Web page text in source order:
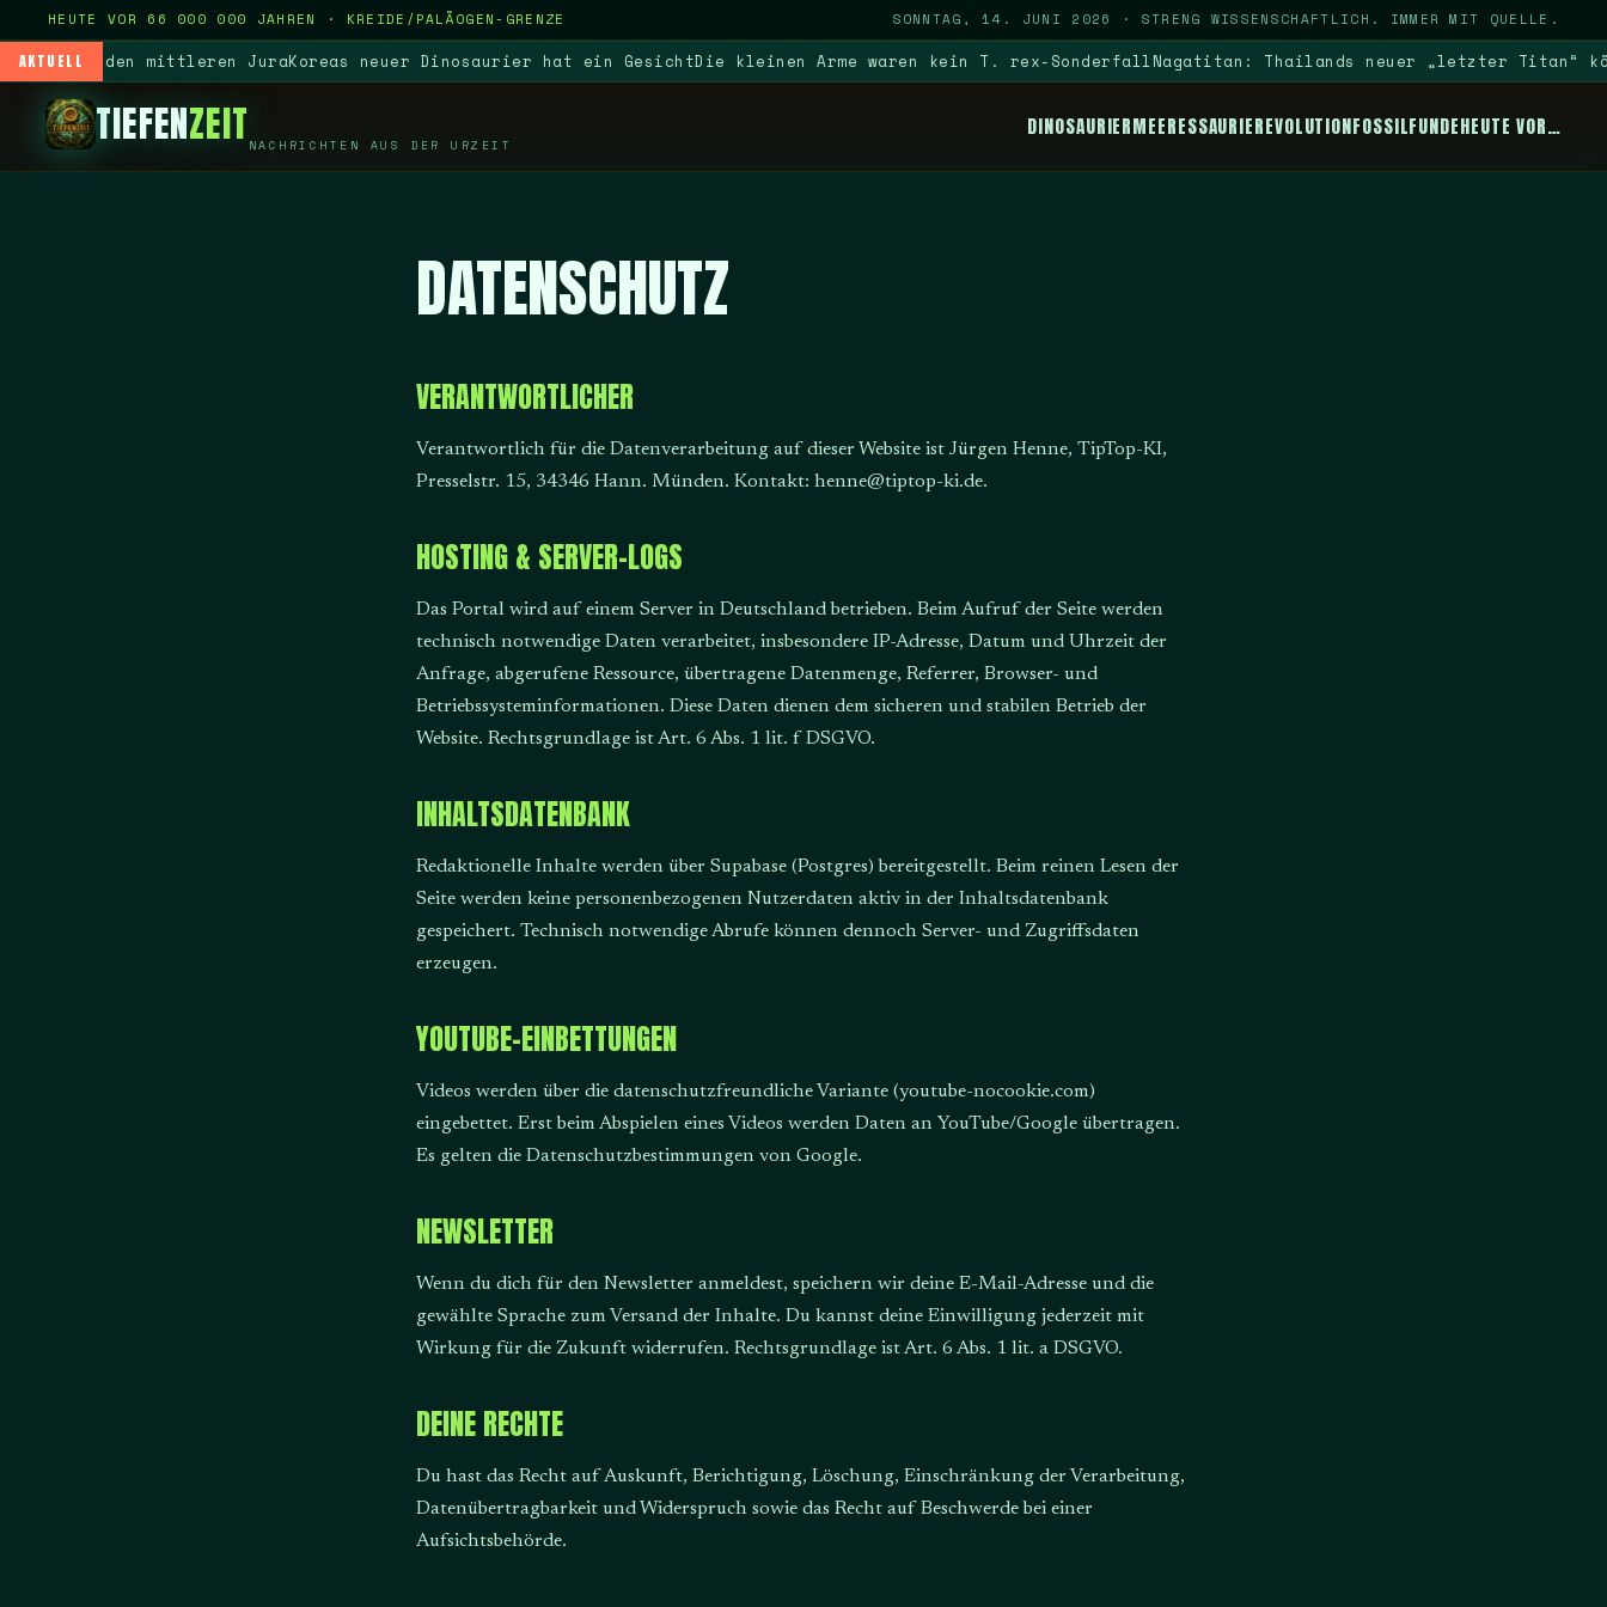
HEUTE VOR 66 000 000 JAHREN · KREIDE/PALÄOGEN-GRENZE SONNTAG, 14. JUNI 2026 · STRENG WISSENSCHAFTLICH. IMMER MIT QUELLE.
AKTUELL
auf den mittleren JuraKoreas neuer Dinosaurier hat ein GesichtDie kleinen Arme waren kein T. rex-SonderfallNagatitan: Thailands neuer „letzter Titan“ könnte
TIEFENZEIT NACHRICHTEN AUS DER URZEIT
DINOSAURIERMEERESSAURIEREVOLUTIONFOSSILFUNDEHEUTE VOR…
DATENSCHUTZ
VERANTWORTLICHER
Verantwortlich für die Datenverarbeitung auf dieser Website ist Jürgen Henne, TipTop-KI,
Presselstr. 15, 34346 Hann. Münden. Kontakt: henne@tiptop-ki.de.
HOSTING & SERVER-LOGS
Das Portal wird auf einem Server in Deutschland betrieben. Beim Aufruf der Seite werden
technisch notwendige Daten verarbeitet, insbesondere IP-Adresse, Datum und Uhrzeit der
Anfrage, abgerufene Ressource, übertragene Datenmenge, Referrer, Browser- und
Betriebssysteminformationen. Diese Daten dienen dem sicheren und stabilen Betrieb der
Website. Rechtsgrundlage ist Art. 6 Abs. 1 lit. f DSGVO.
INHALTSDATENBANK
Redaktionelle Inhalte werden über Supabase (Postgres) bereitgestellt. Beim reinen Lesen der
Seite werden keine personenbezogenen Nutzerdaten aktiv in der Inhaltsdatenbank
gespeichert. Technisch notwendige Abrufe können dennoch Server- und Zugriffsdaten
erzeugen.
YOUTUBE-EINBETTUNGEN
Videos werden über die datenschutzfreundliche Variante (youtube-nocookie.com)
eingebettet. Erst beim Abspielen eines Videos werden Daten an YouTube/Google übertragen.
Es gelten die Datenschutzbestimmungen von Google.
NEWSLETTER
Wenn du dich für den Newsletter anmeldest, speichern wir deine E-Mail-Adresse und die
gewählte Sprache zum Versand der Inhalte. Du kannst deine Einwilligung jederzeit mit
Wirkung für die Zukunft widerrufen. Rechtsgrundlage ist Art. 6 Abs. 1 lit. a DSGVO.
DEINE RECHTE
Du hast das Recht auf Auskunft, Berichtigung, Löschung, Einschränkung der Verarbeitung,
Datenübertragbarkeit und Widerspruch sowie das Recht auf Beschwerde bei einer
Aufsichtsbehörde.